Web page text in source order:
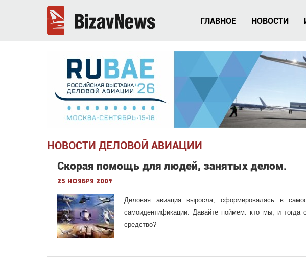
ГЛАВНОЕ НОВОСТИ
НОВОСТИ ДЕЛОВОЙ АВИАЦИИ
Скорая помощь для людей, занятых делом.
25 ноября 2009
Деловая авиация выросла, сформировалась в
самоидентификации. Давайте поймем: кто мы, и
средство?